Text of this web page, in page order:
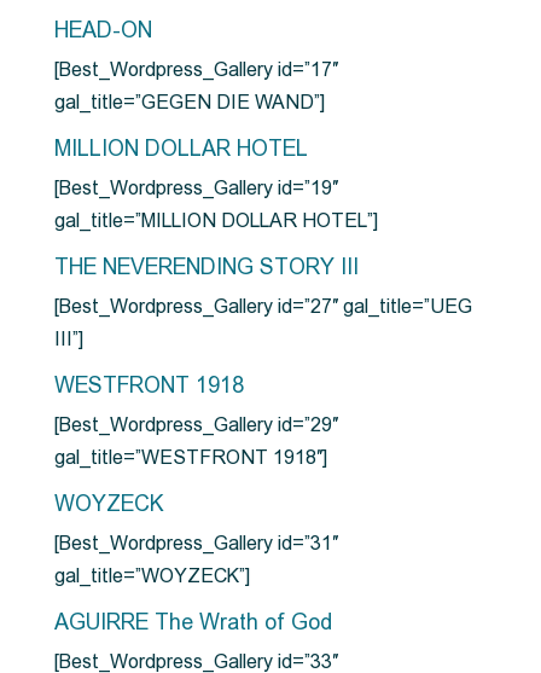
HEAD-ON
[Best_Wordpress_Gallery id=”17″
gal_title=”GEGEN DIE WAND”]
MILLION DOLLAR HOTEL
[Best_Wordpress_Gallery id=”19″
gal_title=”MILLION DOLLAR HOTEL”]
THE NEVERENDING STORY III
[Best_Wordpress_Gallery id=”27″ gal_title=”UEG
III”]
WESTFRONT 1918
[Best_Wordpress_Gallery id=”29″
gal_title=”WESTFRONT 1918″]
WOYZECK
[Best_Wordpress_Gallery id=”31″
gal_title=”WOYZECK”]
AGUIRRE The Wrath of God
[Best_Wordpress_Gallery id=”33″